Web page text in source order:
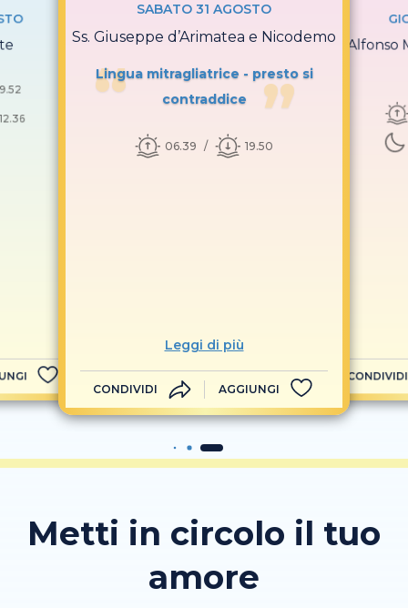
SABATO 31 AGOSTO
Ss. Giuseppe d’Arimatea e Nicodemo
Lingua mitragliatrice - presto si
contraddice
06.39 19.50
Leggi di più
CONDIVIDI AGGIUNGI
S. Alfonso
CONDIVIDI
Metti in circolo il tuo
amore